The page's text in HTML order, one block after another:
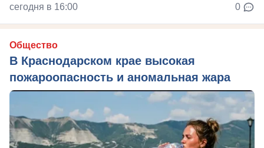
сегодня в 16:00 0
Общество
В Краснодарском крае высокая
пожароопасность и аномальная жара